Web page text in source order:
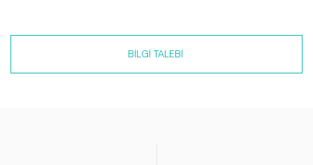
BILGI TALEBI